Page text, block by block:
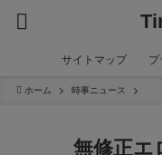
サイトマップ プ
ホーム 時事ニュース
無修正エ